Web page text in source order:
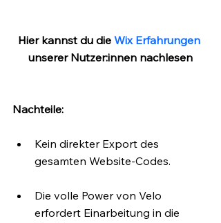
Hier kannst du die Wix Erfahrungen
unserer Nutzer:innen nachlesen
Nachteile:
Kein direkter Export des
gesamten Website-Codes.
Die volle Power von Velo
erfordert Einarbeitung in die